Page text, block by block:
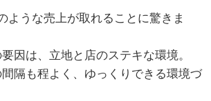
ような売上が取れることに驚きま
因は、立地と店のステキな環境。
隔も程よく、ゆっくりできる環境づ